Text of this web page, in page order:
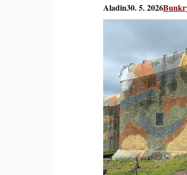
Aladin30. 5. 2026